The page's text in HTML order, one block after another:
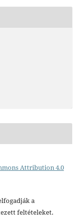
Attribution 4.0
a
feltételeket.